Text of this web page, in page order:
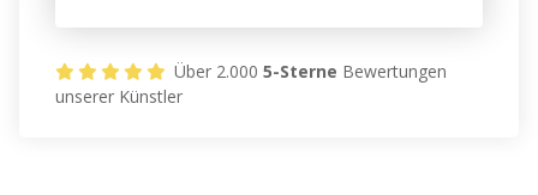
Über 2.0005-Sterne Bewertungen
unserer Künstler